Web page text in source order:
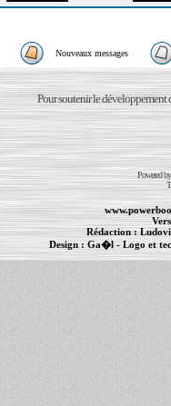
Nouveaux messages
Pour soutenir le développement
Powered
Rédaction :
Design : Ga�l- Logo et